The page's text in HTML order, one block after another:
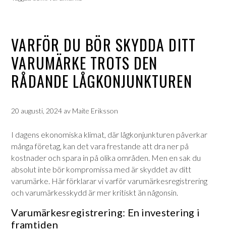
VARFÖR DU BÖR SKYDDA DITT
VARUMÄRKE TROTS DEN
RÅDANDE LÅGKONJUNKTUREN
20 augusti, 2024 av Maite Eriksson
I dagens ekonomiska klimat, där lågkonjunkturen påverkar
många företag, kan det vara frestande att dra ner på
kostnader och spara in på olika områden. Men en sak du
absolut inte bör kompromissa med är skyddet av ditt
varumärke. Här förklarar vi varför varumärkesregistrering
och varumärkesskydd är mer kritiskt än någonsin.
Varumärkesregistrering: En investering i
framtiden